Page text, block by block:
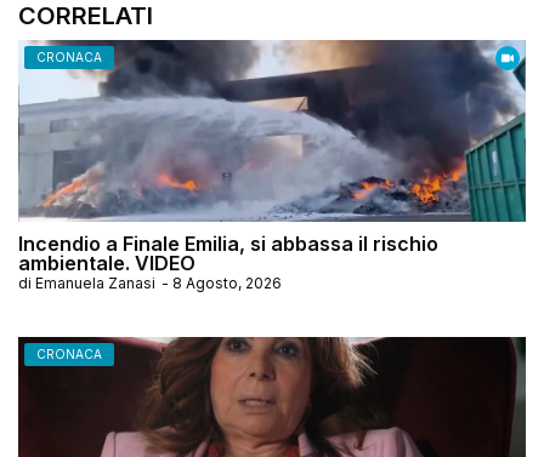
CORRELATI
CRONACA
Incendio a Finale Emilia, si abbassa il rischio
ambientale. VIDEO
di Emanuela Zanasi - 8 Agosto, 2026
CRONACA